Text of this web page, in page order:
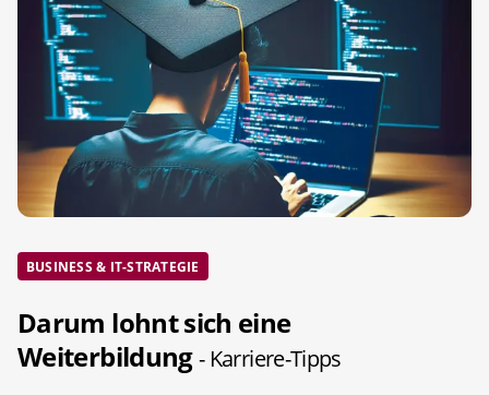
BUSINESS & IT-STRATEGIE
Darum lohnt sich eine
Weiterbildung- Karriere-Tipps